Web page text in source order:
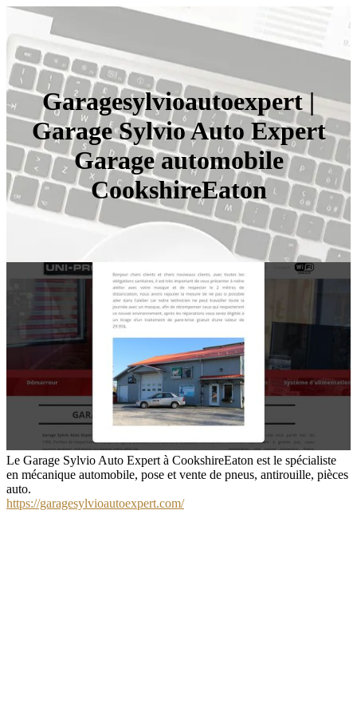
Garagesylvioau­toex­pert |
Garage Sylvio Auto Expert
Garage automobile
CookshireEaton
Le Garage Sylvio Auto Expert à CookshireEaton est le spécialiste
en mécanique automobile, pose et vente de pneus, antirouille, pièces
auto.
https://garagesylvioautoexpert.com/